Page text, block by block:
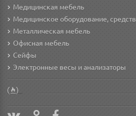
Медицинская мебель
Медицинское оборудование,
Металлическая мебель
Офисная мебель
Сейфы
Электронные весы и анализаторы